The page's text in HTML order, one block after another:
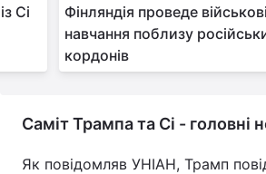
Сі
Фінляндія проведе військові
навчання поблизу
кордонів
Саміт Трампа та Сі - головні
Як повідомляв УНІАН, Трамп